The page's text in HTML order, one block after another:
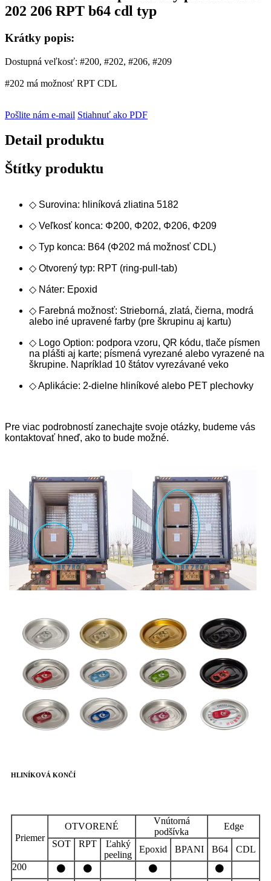
202 206 RPT b64 cdl typ
Krátky popis:
Dostupná veľkosť: #200, #202, #206, #209
#202 má možnosť RPT CDL
Pošlite nám e-mail Stiahnuť ako PDF
Detail produktu
Štítky produktu
◇ Surovina: hliníková zliatina 5182
◇ Veľkosť konca: Φ200, Φ202, Φ206, Φ209
◇ Typ konca: B64 (Φ202 má možnosť CDL)
◇ Otvorený typ: RPT (ring-pull-tab)
◇ Náter: Epoxid
◇ Farebná možnosť: Strieborná, zlatá, čierna, modrá
alebo iné upravené farby (pre škrupinu aj kartu)
◇ Logo Option: podpora vzoru, QR kódu, tlače písmen
na plášti aj karte; písmená vyrezané alebo vyrazené na
škrupine. Napríklad 10 štátov vyrezávané veko
◇ Aplikácie: 2-dielne hliníkové alebo PET plechovky
Pre viac podrobností zanechajte svoje otázky, budeme vás
kontaktovať hneď, ako to bude možné.
HLINÍKOVÁ KONČÍ
Priemer
OTVORENÉ
Vnútorná
podšívka
Edge
SOT
RPT
Ľahký
peeling
Epoxid BPANI B64
CDL
200
⚫ ⚫ ⚫
⚫